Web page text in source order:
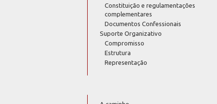
Constituição e regulamentações
complementares
Documentos Confessionais
Suporte Organizativo
Compromisso
Estrutura
Representação